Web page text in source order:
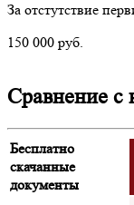
За отстутствие
150 000 руб.
Сравнение с
Бесплатно
скачанные
документы